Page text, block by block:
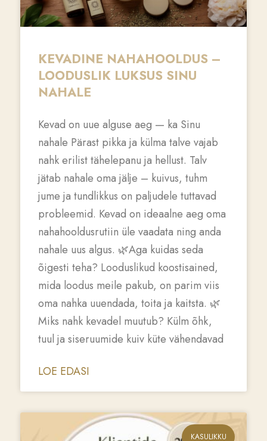
KEVADINE NAHAHOOLDUS –
LOODUSLIK LUKSUS SINU
NAHALE
Kevad on uue alguse aeg — ka Sinu
nahale Pärast pikka ja külma talve vajab
nahk erilist tähelepanu ja hellust. Talv
jätab nahale oma jälje – kuivus, tuhm
jume ja tundlikkus on paljudele tuttavad
probleemid. Kevad on ideaalne aeg oma
nahahooldusrutiin üle vaadata ning anda
nahale uus algus. 🌿Aga kuidas seda
õigesti teha? Looduslikud koostisained,
mida loodus meile pakub, on parim viis
oma nahka uuendada, toita ja kaitsta. 🌿
Miks nahk kevadel muutub? Külm õhk,
tuul ja siseruumide kuiv küte vähendavad
LOE EDASI
KASULIKKU